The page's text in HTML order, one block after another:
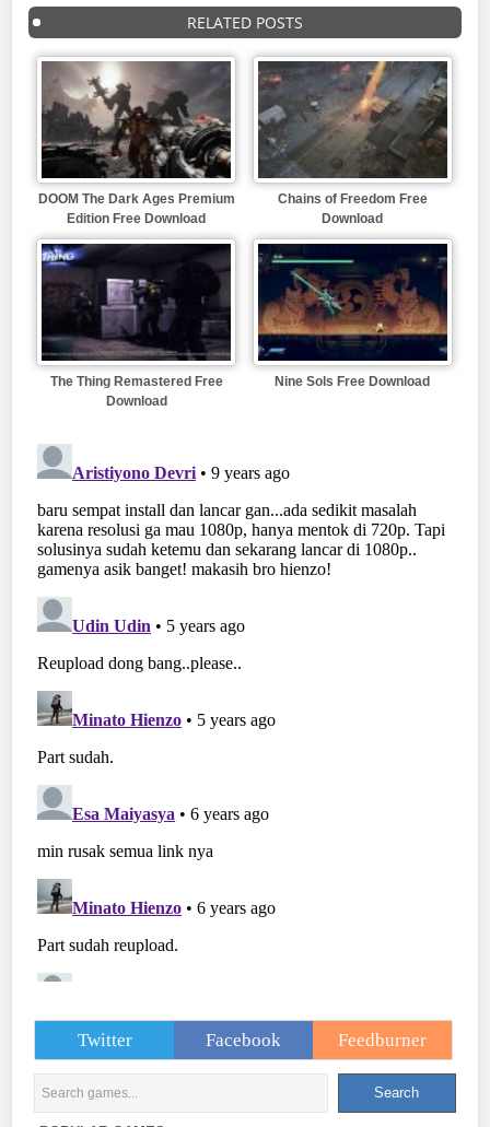
RELATED POSTS
DOOM The Dark Ages Premium
Edition Free Download
Chains of Freedom Free
Download
The Thing Remastered Free
Download
Nine Sols Free Download
Twitter Facebook Feedburner